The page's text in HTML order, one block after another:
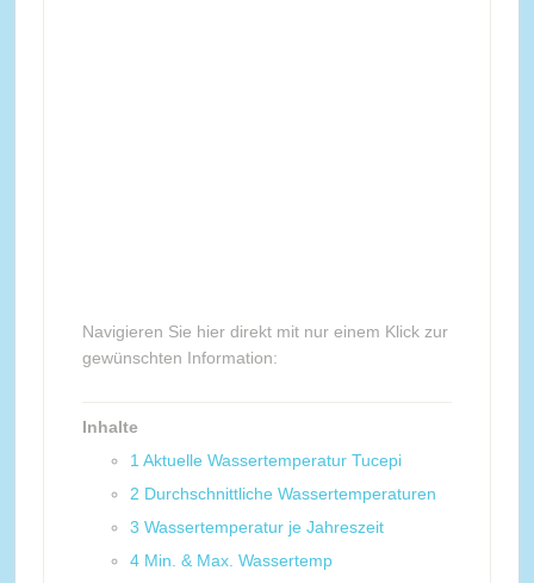
Navigieren Sie hier direkt mit nur einem Klick zur
gewünschten Information:
Inhalte
1 Aktuelle Wassertemperatur Tucepi
2 Durchschnittliche Wassertemperaturen
3 Wassertemperatur je Jahreszeit
4 Min. & Max. Wassertemp